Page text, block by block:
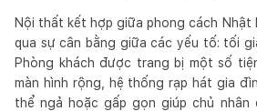
Nội thất kết hợp giữa phong cách Nhật
qua sự cân bằng giữa các yếu tố: tối
Phòng khách được trang bị một số
màn hình rộng, hệ thống rạp hát gia
thể ngả hoặc gấp gọn giúp chủ nhân